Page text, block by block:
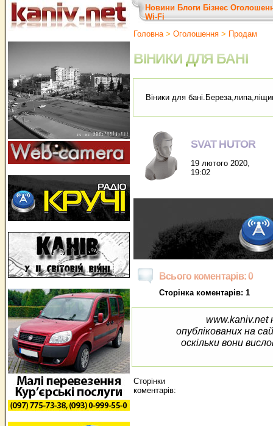
Новини Блоги Бізнес
Wi-Fi
Головна> Оголошення > Продам
ВІНИКИ ДЛЯ БАНІ
Віники для
SVAT HUTOR
19 лютого 2020,
19:02
Всього коментарів: 0
Сторінка коментарів: 1
www.kaniv.net
опублікованих на
оскільки вони
Сторінки
коментарів: